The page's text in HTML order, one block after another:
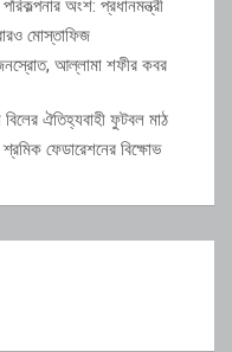
অংশ: প্রধানমন্ত্রী
মোস্তাফিজ
জনস্রোত, আল্লামা শফীর কবর
বিলের ঐতিহ্যবাহী ফুটবল মাঠ
শ্রমিক ফেডারেশনের বিক্ষোভ